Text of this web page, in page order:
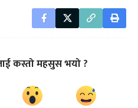
कस्तो महसुस भयो ?